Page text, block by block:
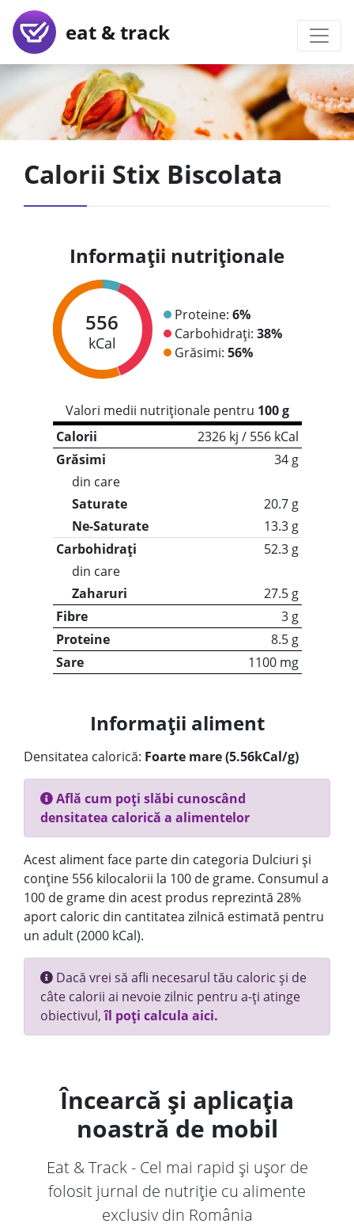
eat & track
Calorii Stix Biscolata
Informații nutriționale
556
kCal
Proteine: 6%
Carbohidrați: 38%
Grăsimi: 56%
Valori medii nutriționale pentru 100 g
Calorii
2326 kj / 556 kCal
Grăsimi
34 g
din care
Saturate
20.7 g
Ne-Saturate
13.3 g
Carbohidrați
52.3 g
din care
Zaharuri
27.5 g
Fibre
3 g
Proteine
8.5 g
Sare
1100 mg
Informații aliment
Densitatea calorică: Foarte mare (5.56kCal/g)
Află cum poți slăbi cunoscând
densitatea calorică a alimentelor
Acest aliment face parte din categoria Dulciuri și
conține 556 kilocalorii la 100 de grame. Consumul a
100 de grame din acest produs reprezintă 28%
aport caloric din cantitatea zilnică estimată pentru
un adult (2000 kCal).
Dacă vrei să afli necesarul tău caloric și de
câte calorii ai nevoie zilnic pentru a-ți atinge
obiectivul,îl poți calcula aici.
Încearcă și aplicația
noastră de mobil
Eat & Track - Cel mai rapid și ușor de
folosit jurnal de nutriție cu alimente
exclusiv din România